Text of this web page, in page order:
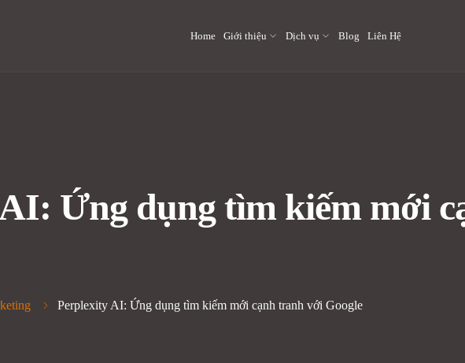
Home Giới thiệu Dịch vụ Blog Liên Hệ
Ứng dụng tìm kiếm mới
Perplexity AI: Ứng dụng tìm kiếm mới cạnh tranh với Google